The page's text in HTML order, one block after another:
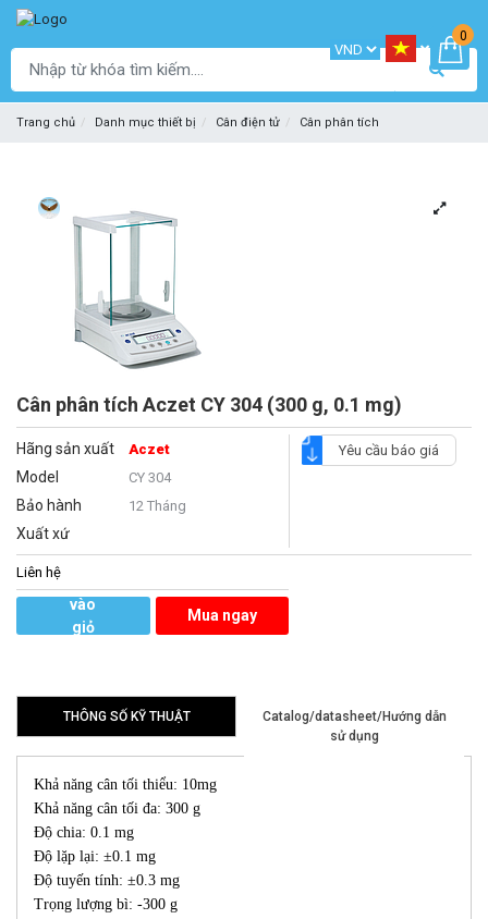
0
Trang chủ Danh mục thiết bị Cân điện tử Cân phân tích
Cân phân tích Aczet CY 304 (300 g, 0.1 mg)
Hãng sản xuất Aczet
Model CY 304
Bảo hành 12 Tháng
Xuất xứ
Yêu cầu báo giá
Liên hệ
vào
giỏ
Mua ngay
THÔNG SỐ KỸ THUẬT
Catalog/datasheet/Hướng dẫn
sử dụng
Khả năng cân tối thiểu: 10mg
Khả năng cân tối đa: 300 g
Độ chia: 0.1 mg
Độ lặp lại: ±0.1 mg
Độ tuyến tính: ±0.3 mg
Trọng lượng bì: -300 g